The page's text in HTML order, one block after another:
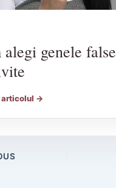
alegi genele false
articolul →